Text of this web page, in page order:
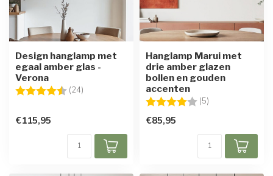
Design hanglamp met
egaal amber glas -
Verona
Beoordeling: (24)
€115,95
Hanglamp Marui met
drie amber glazen
bollen en gouden
accenten
Beoordeling: (5)
€85,95